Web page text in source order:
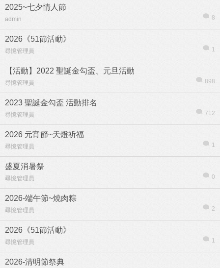
2025~七夕情人節
admin 8
2026《51節活動》
尋憶管理員 1
【活動】2022 聖誕金勾盃、元旦活動
尋憶管理員 898
2023 聖誕金勾盃 活動排名
尋憶管理員 712
2026 元宵節~天燈祈福
尋憶管理員 1
盛夏消暑祭
尋憶管理員 0
2026-端午節~燒肉粽
尋憶管理員 2
2026《51節活動》
尋憶管理員 1
2026-清明節祭典